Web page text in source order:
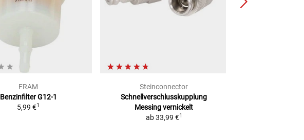
FRAM
Benzinfilter G12-1
5,99 €1
Steinconnector
Schnellverschlusskupplung
Messing vernickelt
ab 33,99 €1